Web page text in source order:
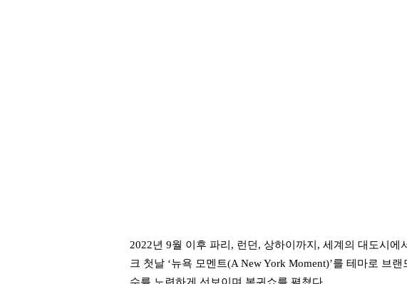
2022년 9월 이후 파리, 런던, 상하이까지, 세계의 대도시
크 첫날 ‘뉴욕 모멘트(A New York Moment)’를 테마로 브